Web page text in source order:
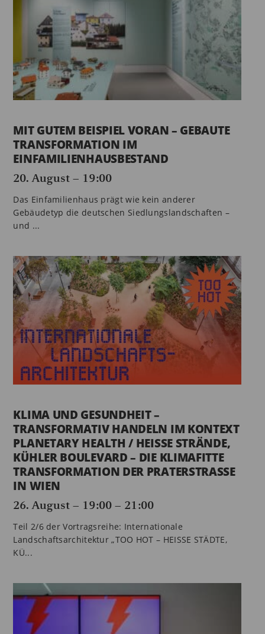
MIT GUTEM BEISPIEL VORAN – GEBAUTE
TRANSFORMATION IM
EINFAMILIENHAUSBESTAND
20. August – 19:00
Das Einfamilienhaus prägt wie kein anderer
Gebäudetyp die deutschen Siedlungslandschaften –
und ...
KLIMA UND GESUNDHEIT –
TRANSFORMATIV HANDELN IM KONTEXT
PLANETARY HEALTH / HEISSE STRÄNDE,
KÜHLER BOULEVARD – DIE KLIMAFITTE
TRANSFORMATION DER PRATERSTRASSE
IN WIEN
26. August – 19:00– 21:00
Teil 2/6 der Vortragsreihe: Internationale
Landschaftsarchitektur „TOO HOT – HEISSE STÄDTE,
KÜ...